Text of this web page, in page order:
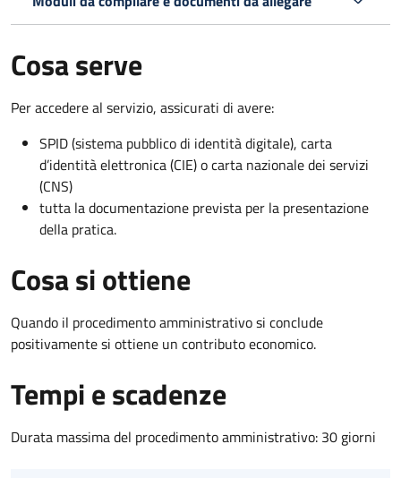
Cosa serve
Per accedere al servizio, assicurati di avere:
SPID (sistema pubblico di identità digitale), carta
d’identità elettronica (CIE) o carta nazionale dei servizi
(CNS)
tutta la documentazione prevista per la presentazione
della pratica.
Cosa si ottiene
Quando il procedimento amministrativo si conclude
positivamente si ottiene un contributo economico.
Tempi e scadenze
Durata massima del procedimento amministrativo: 30 giorni